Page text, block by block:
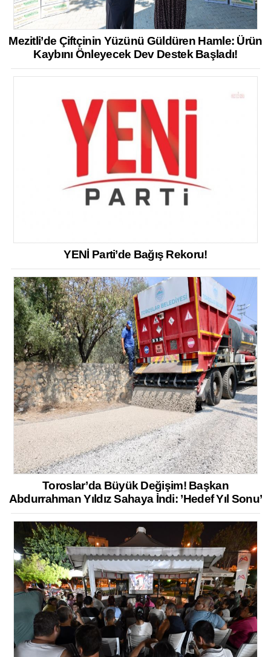
Mezitli’de Çiftçinin Yüzünü Güldüren Hamle: Ürün
Kaybını Önleyecek Dev Destek Başladı!
YENİ Parti’de Bağış Rekoru!
Toroslar’da Büyük Değişim! Başkan
Abdurrahman Yıldız Sahaya İndi: ’Hedef Yıl Sonu’